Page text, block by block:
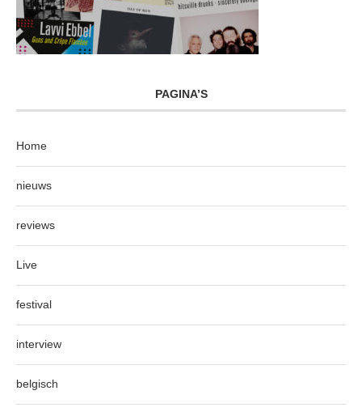
PAGINA’S
Home
nieuws
reviews
Live
festival
interview
belgisch